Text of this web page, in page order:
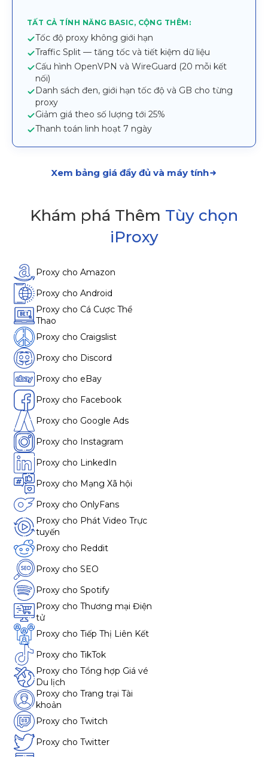
TẤT CẢ TÍNH NĂNG BASIC, CỘNG THÊM:
Tốc độ proxy không giới hạn
Traffic Split — tăng tốc và tiết kiệm dữ liệu
Cấu hình OpenVPN và WireGuard (20 mỗi kết
nối)
Danh sách đen, giới hạn tốc độ và GB cho từng
proxy
Giảm giá theo số lượng tới 25%
Thanh toán linh hoạt 7 ngày
Xem bảng giá đầy đủ và máy tính
Khám phá Thêm Tùy chọn
iProxy
Proxy cho Amazon
Proxy cho Android
Proxy cho Cá Cược Thể
Thao
Proxy cho Craigslist
Proxy cho Discord
Proxy cho eBay
Proxy cho Facebook
Proxy cho Google Ads
Proxy cho Instagram
Proxy cho LinkedIn
Proxy cho Mạng Xã hội
Proxy cho OnlyFans
Proxy cho Phát Video Trực
tuyến
Proxy cho Reddit
Proxy cho SEO
Proxy cho Spotify
Proxy cho Thương mại Điện
tử
Proxy cho Tiếp Thị Liên Kết
Proxy cho TikTok
Proxy cho Tổng hợp Giá vé
Du lịch
Proxy cho Trang trại Tài
khoản
Proxy cho Twitch
Proxy cho Twitter